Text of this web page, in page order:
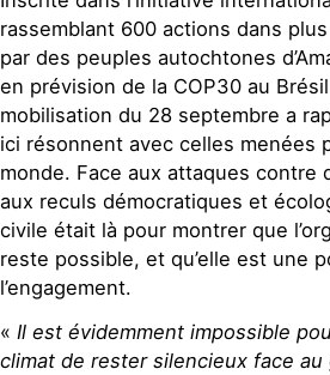
rassemblant 600 actions dans
par des peuples autochtones
en prévision de la COP30 au
mobilisation du 28 septembre a
ici résonnent avec celles menées
monde. Face aux attaques contre
aux reculs démocratiques et
civile était là pour montrer que
reste possible, et qu’elle est une
l’engagement.
« Il est évidemment impossible
climat de rester silencieux face